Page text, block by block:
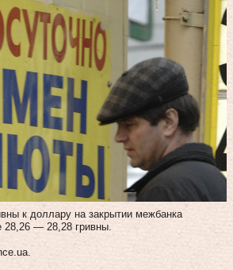
к доллару на закрытии межбанка
28,26 — 28,28 гривны.